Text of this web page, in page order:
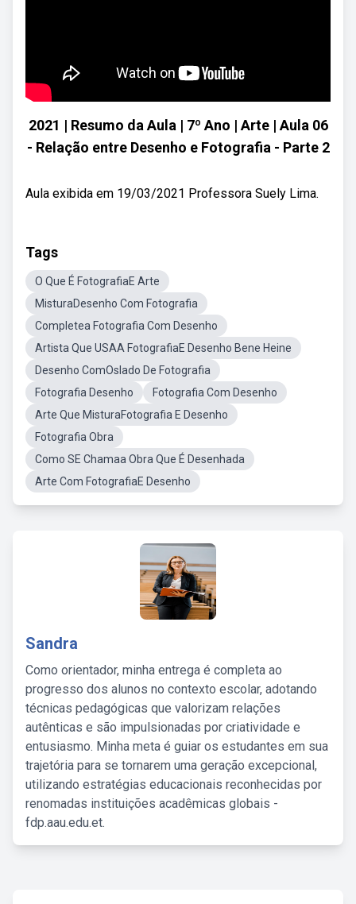
2021 | Resumo da Aula | 7º Ano | Arte | Aula 06
- Relação entre Desenho e Fotografia - Parte 2
Aula exibida em 19/03/2021 Professora Suely Lima.
Tags
O Que É FotografiaE Arte
MisturaDesenho Com Fotografia
Completea Fotografia Com Desenho
Artista Que USAA FotografiaE Desenho Bene Heine
Desenho ComOslado De Fotografia
Fotografia Desenho
Fotografia Com Desenho
Arte Que MisturaFotografia E Desenho
Fotografia Obra
Como SE Chamaa Obra Que É Desenhada
Arte Com FotografiaE Desenho
Sandra
Como orientador, minha entrega é completa ao
progresso dos alunos no contexto escolar, adotando
técnicas pedagógicas que valorizam relações
autênticas e são impulsionadas por criatividade e
entusiasmo. Minha meta é guiar os estudantes em sua
trajetória para se tornarem uma geração excepcional,
utilizando estratégias educacionais reconhecidas por
renomadas instituições acadêmicas globais -
fdp.aau.edu.et.